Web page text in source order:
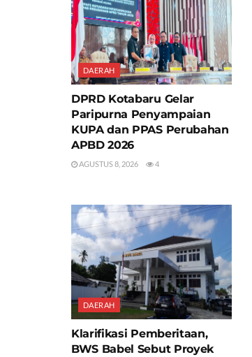
DAERAH
DPRD Kotabaru Gelar
Paripurna Penyampaian
KUPA dan PPAS Perubahan
APBD 2026
AGUSTUS 8, 2026 4
DAERAH
Klarifikasi Pemberitaan,
BWS Babel Sebut Proyek